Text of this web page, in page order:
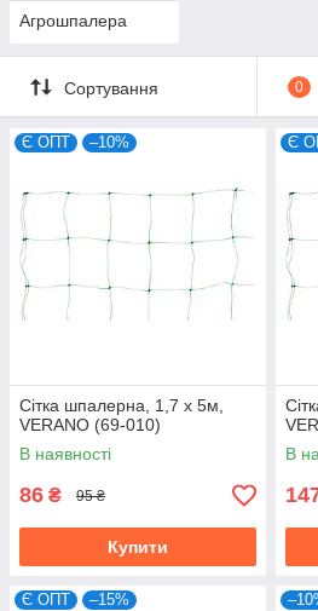
Агрошпалера
Сортування 0
Є ОПТ –10%
Сітка шпалерна, 1,7 х 5м,
VERANO (69-010)
В наявності
86 ₴ 95 ₴
Купити
Є
В
Є ОПТ –15%